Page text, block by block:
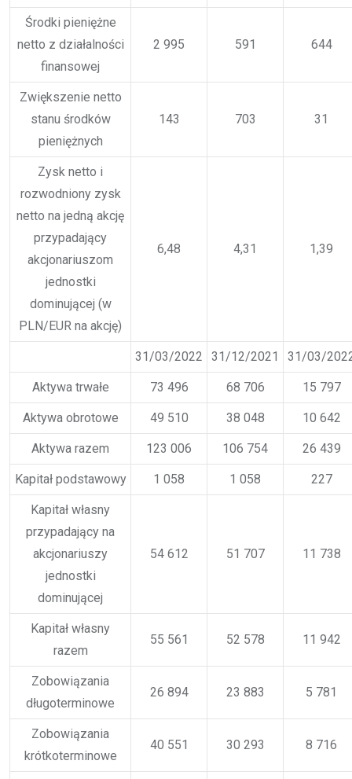
Środki pieniężne
netto z działalności
finansowej
2 995 591 644
Zwiększenie netto
stanu środków
pieniężnych
143 703 31
Zysk netto i
rozwodniony zysk
netto na jedną akcję
przypadający
akcjonariuszom
jednostki
dominującej (w
PLN/EUR na akcję)
6,48 4,31 1,39
31/03/2022 31/12/2021 31/03/
Aktywa trwałe 73 496 68 706 15 797
Aktywa obrotowe 49 510 38 048 10 642
Aktywa razem 123 006 106 754 26 439
Kapitał podstawowy 1 058 1 058 227
Kapitał własny
przypadający na
akcjonariuszy
jednostki
dominującej
54 612 51 707 11 738
Kapitał własny
razem
55 561 52 578 11 942
Zobowiązania
długoterminowe
26 894 23 883 5 781
Zobowiązania
krótkoterminowe
40 551 30 293 8 716